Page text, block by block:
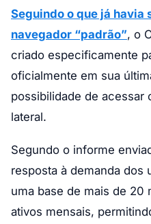
Seguindo o que já havia
navegador “padrão”, o
criado especificamente
oficialmente em sua
possibilidade de acessar
lateral.
Segundo o informe
resposta à demanda dos
uma base de mais de 20
ativos mensais,